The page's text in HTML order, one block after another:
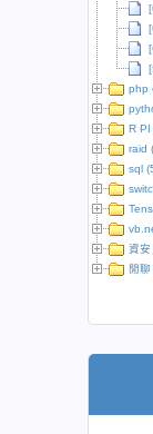
php
R PI
raid
sql
資安
閒